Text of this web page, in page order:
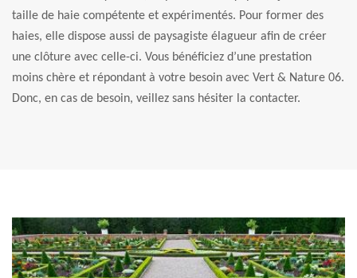
taille de haie compétente et expérimentés. Pour former des
haies, elle dispose aussi de paysagiste élagueur afin de créer
une clôture avec celle-ci. Vous bénéficiez d’une prestation
moins chère et répondant à votre besoin avec Vert & Nature 06.
Donc, en cas de besoin, veillez sans hésiter la contacter.